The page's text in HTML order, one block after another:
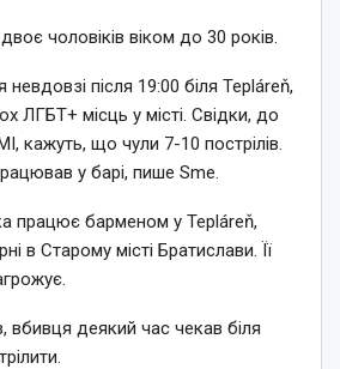
чоловіків віком до 30 років.
невдовзі після 19:00 біля Tepláreň,
ЛГБТ+ місць у місті. Свідки, до
кажуть, що чули 7-10 пострілів.
у барі, пише Sme.
працює барменом у Tepláreň,
в Старому місті Братислави. Її
вбивця деякий час чекав біля